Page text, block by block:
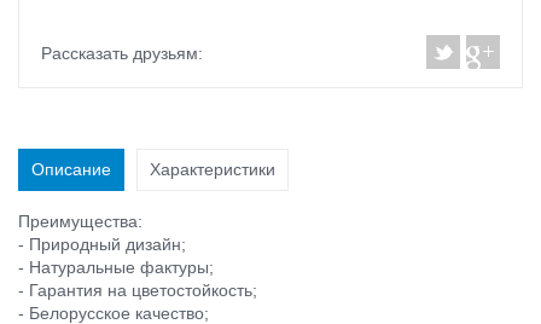
Рассказать друзьям:
Описание Характеристики
Преимущества:
- Природный дизайн;
- Натуральные фактуры;
- Гарантия на цветостойкость;
- Белорусское качество;